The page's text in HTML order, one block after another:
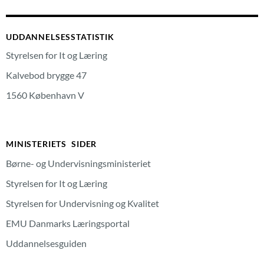
UDDANNELSESSTATISTIK
Styrelsen for It og Læring
Kalvebod brygge 47
1560 København V
MINISTERIETS SIDER
Børne- og Undervisningsministeriet
Styrelsen for It og Læring
Styrelsen for Undervisning og Kvalitet
EMU Danmarks Læringsportal
Uddannelsesguiden